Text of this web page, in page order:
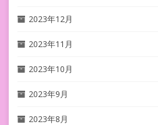
2023年12月
2023年11月
2023年10月
2023年9月
2023年8月